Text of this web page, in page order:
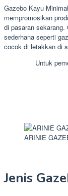
Gazebo Kayu
mempromosikan
di pasaran sekarang.
sederhana seperti
cocok di letakkan di
Untuk
ARINIE
Jenis